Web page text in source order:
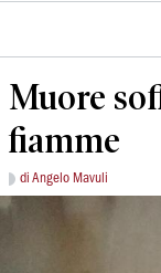
Muore
fiamme
di Angelo Mavuli